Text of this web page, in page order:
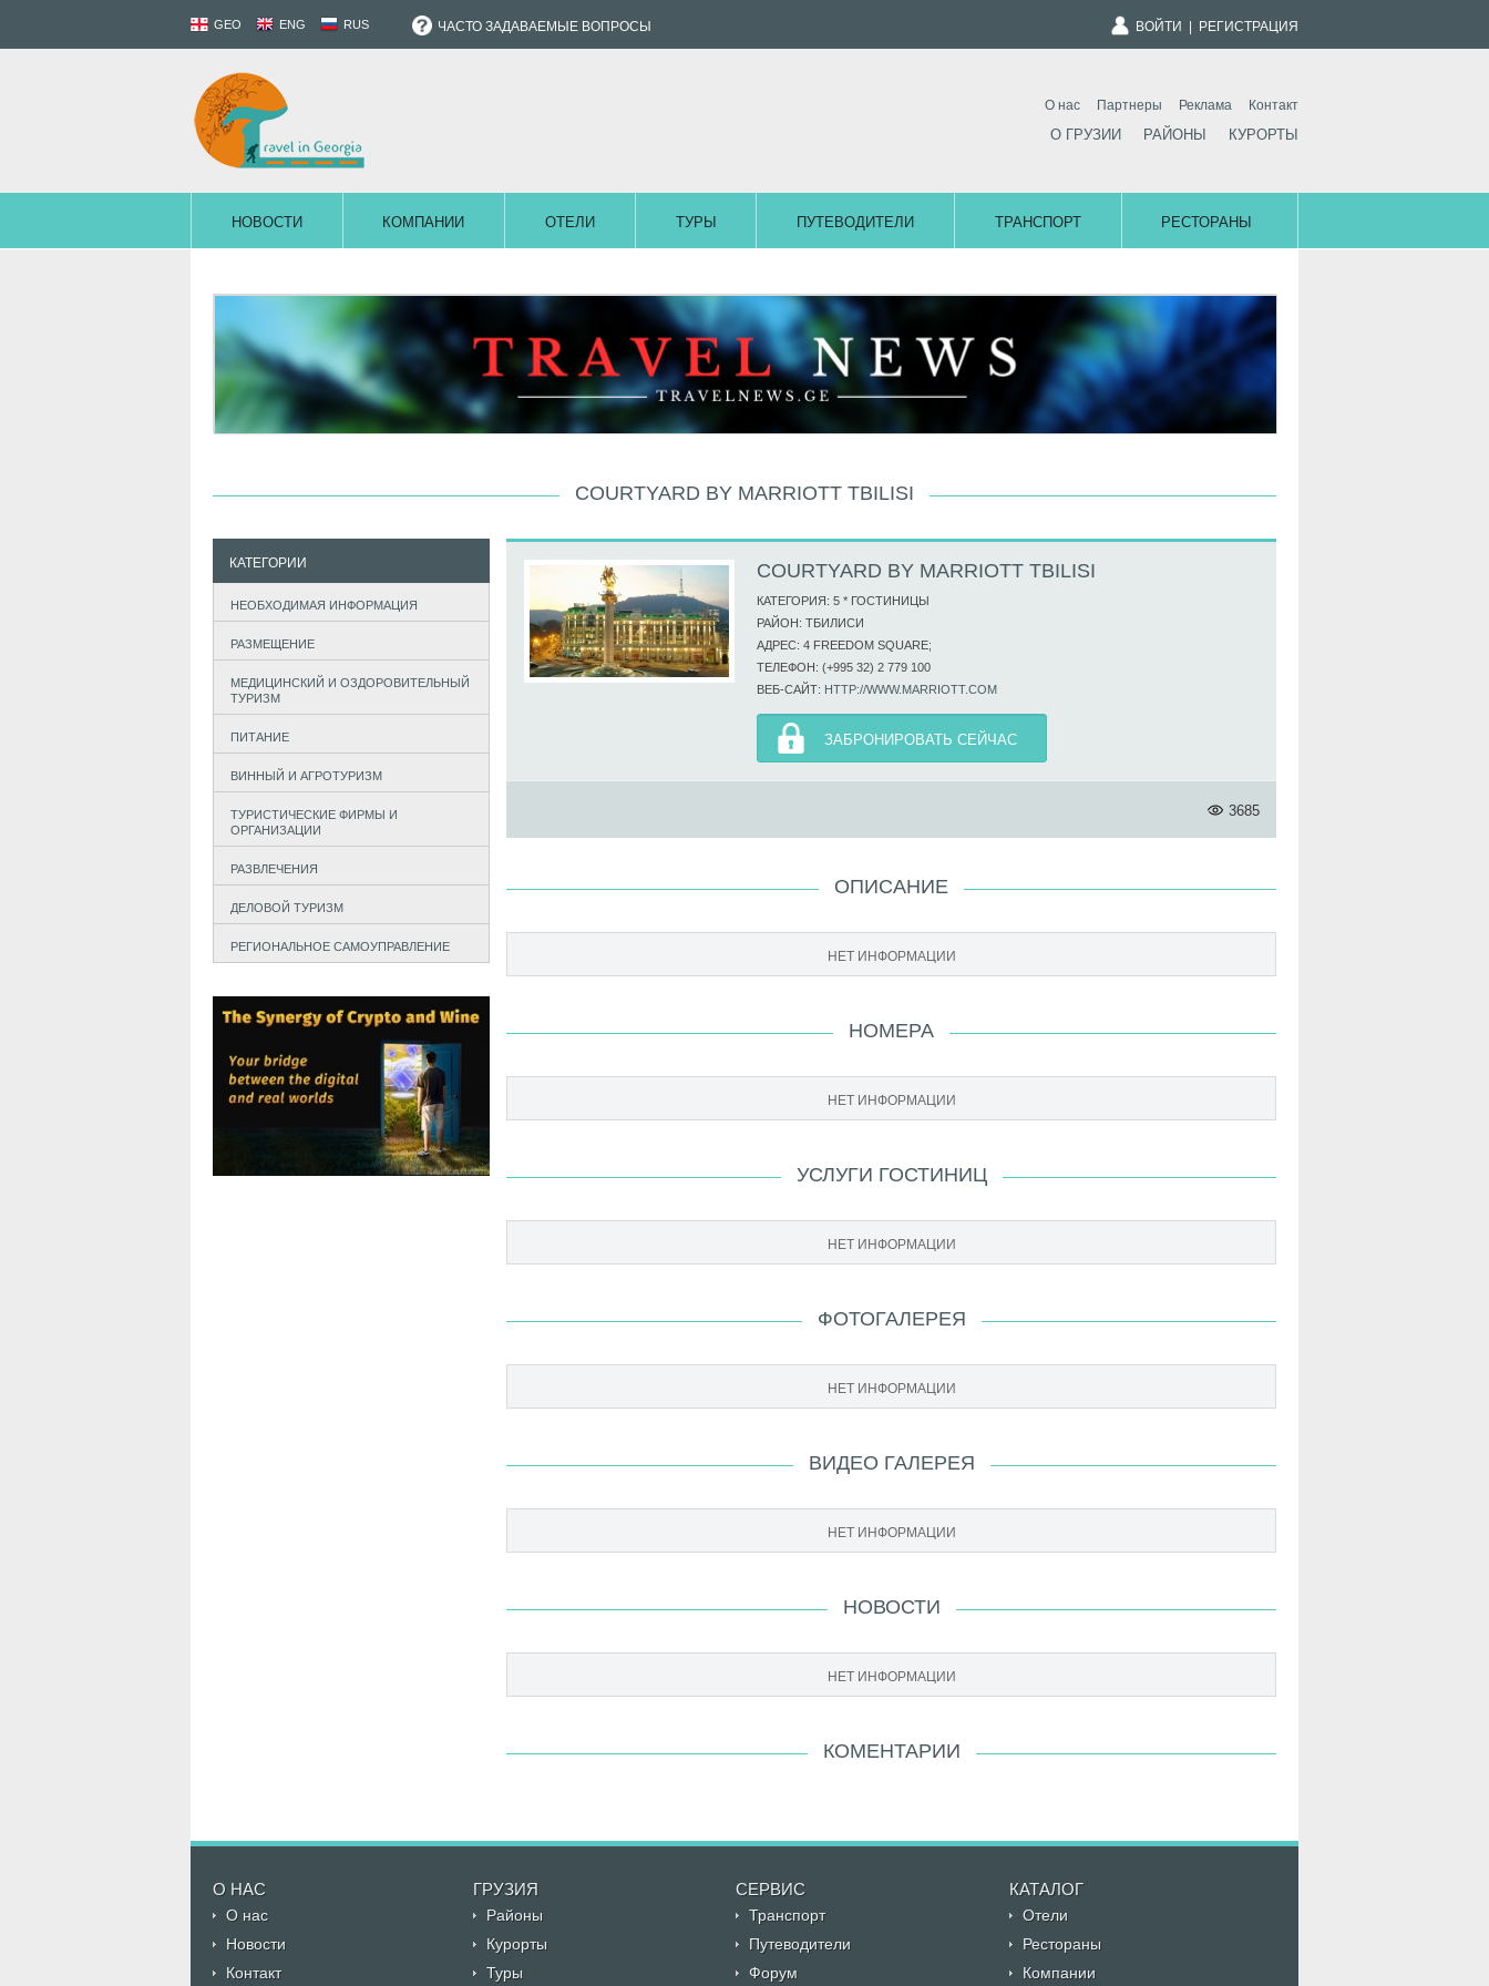
GEO ENG RUS ЧАСТО ЗАДАВАЕМЫЕ ВОПРОСЫ ВОЙТИ РЕГИСТРАЦИЯ
О нас Партнеры Реклама Контакт
О ГРУЗИИ РАЙОНЫ КУРОРТЫ
НОВОСТИ КОМПАНИИ ОТЕЛИ ТУРЫ ПУТЕВОДИТЕЛИ ТРАНСПОРТ РЕСТОРАНЫ
COURTYARD BY MARRIOTT TBILISI
КАТЕГОРИИ
НЕОБХОДИМАЯ ИНФОРМАЦИЯ
РАЗМЕЩЕНИЕ
МЕДИЦИНСКИЙ И ОЗДОРОВИТЕЛЬНЫЙ
ТУРИЗМ
ПИТАНИЕ
ВИННЫЙ И АГРОТУРИЗМ
ТУРИСТИЧЕСКИЕ ФИРМЫ И
ОРГАНИЗАЦИИ
РАЗВЛЕЧЕНИЯ
ДЕЛОВОЙ ТУРИЗМ
РЕГИОНАЛЬНОЕ САМОУПРАВЛЕНИЕ
COURTYARD BY MARRIOTT TBILISI
КАТЕГОРИЯ: 5 * ГОСТИНИЦЫ
РАЙОН: ТБИЛИСИ
АДРЕС: 4 FREEDOM SQUARE;
ТЕЛЕФОН: (+995 32) 2 779 100
ВЕБ-САЙТ: HTTP://WWW.MARRIOTT.COM
ЗАБРОНИРОВАТЬ СЕЙЧАС
3685
ОПИСАНИЕ
НЕТ ИНФОРМАЦИИ
НОМЕРА
НЕТ ИНФОРМАЦИИ
УСЛУГИ ГОСТИНИЦ
НЕТ ИНФОРМАЦИИ
ФОТОГАЛЕРЕЯ
НЕТ ИНФОРМАЦИИ
ВИДЕО ГАЛЕРЕЯ
НЕТ ИНФОРМАЦИИ
НОВОСТИ
НЕТ ИНФОРМАЦИИ
КОМЕНТАРИИ
О НАС ГРУЗИЯ CЕРВИС КАТАЛОГ
О нас Районы Транспорт
Отели
Новости
Курорты Путеводители
Рестораны
Контакт
Туры Форум Компании